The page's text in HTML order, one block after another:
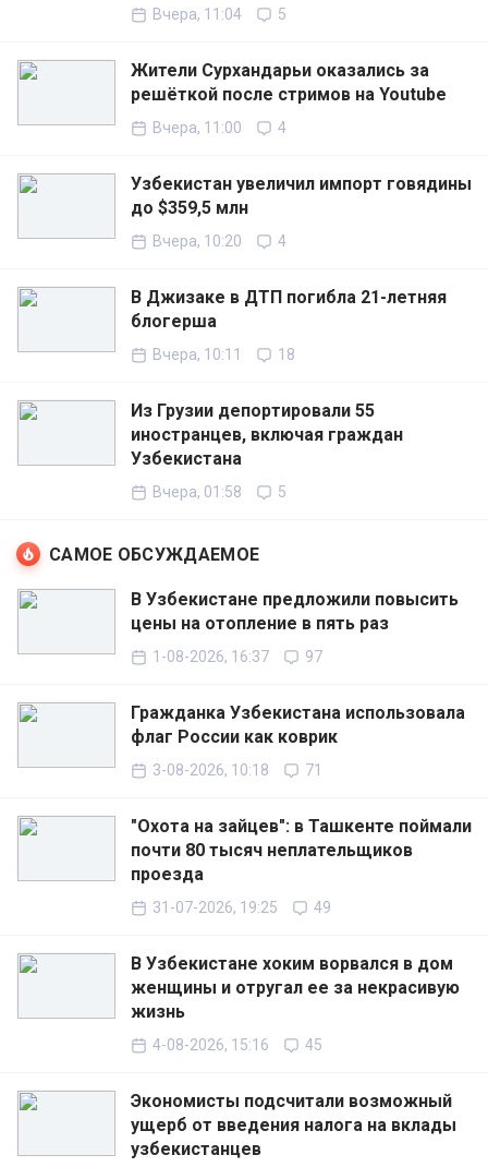
Вчера, 11:04 5
Жители Сурхандарьи оказались за
решёткой после стримов на Youtube
Вчера, 11:00 4
Узбекистан увеличил импорт говядины
до $359,5 млн
Вчера, 10:20 4
В Джизаке в ДТП погибла 21-летняя
блогерша
Вчера, 10:11 18
Из Грузии депортировали 55
иностранцев, включая граждан
Узбекистана
Вчера, 01:58 5
САМОЕ ОБСУЖДАЕМОЕ
В Узбекистане предложили повысить
цены на отопление в пять раз
1-08-2026, 16:37 97
Гражданка Узбекистана использовала
флаг России как коврик
3-08-2026, 10:18 71
"Охота на зайцев": в Ташкенте поймали
почти 80 тысяч неплательщиков
проезда
31-07-2026, 19:25 49
В Узбекистане хоким ворвался в дом
женщины и отругал ее за некрасивую
жизнь
4-08-2026, 15:16 45
Экономисты подсчитали возможный
ущерб от введения налога на вклады
узбекистанцев